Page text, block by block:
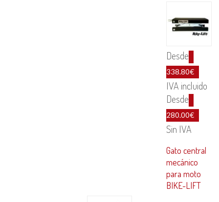
Desde
338.80€
IVA incluido
Desde
280.00€
Sin IVA
Gato central
mecánico
para moto
BIKE-LIFT